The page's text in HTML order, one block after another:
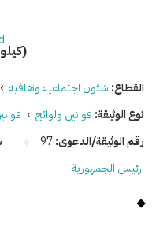
(63.73 كيلوبايت)
القطاع: شئون اجتماعية وثقافية ›
نوع الوثيقة: قوانين ولوائح ›
رقم الوثيقة/الدعوى:97
رئيس الجمهورية